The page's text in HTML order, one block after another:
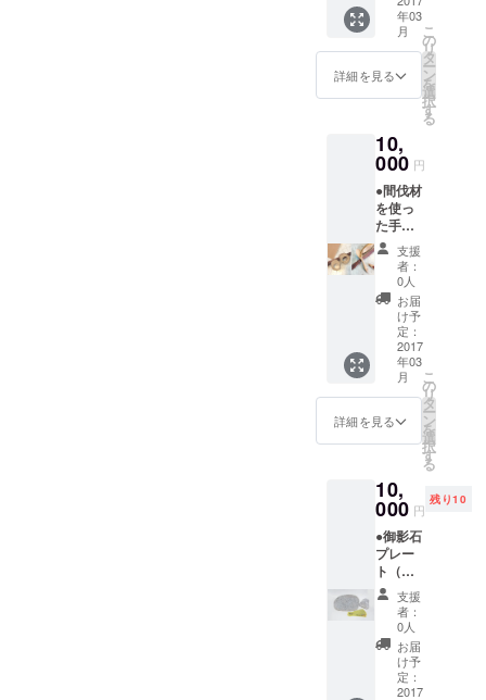
ト体験
ができ
ます
す。
（墨で
一文字
書きま
す）
●石
CF 限定
プラン
アウト
ドア
クッキ
ング付
き
年03
月
詳細を見る
こ
の
リ
タ
ー
ン
を
選
択
す
る
10,
000 円
●間伐材
を使っ
た手作
りス
プーン
間伐
した馬
酔木か
ら削り
だし、
蜜蝋
ワック
ス（食
器用）
で仕上
げま
間伐材
で作る
アクセ
サリー
自分
で削っ
てみま
しょう
●石カ
フェ
FAAVO
限定プ
ラン・3
支援
者：
0人
お届
け予
定：
2017
年03
月
詳細を見る
こ
の
リ
タ
ー
ン
を
選
択
す
る
10,
000 円
残り10
●御影石
プレー
ト（数
量限
定）
御影石
プレー
トの磨
き仕上
げで
支援
者：
0人
お届
け予
定：
2017